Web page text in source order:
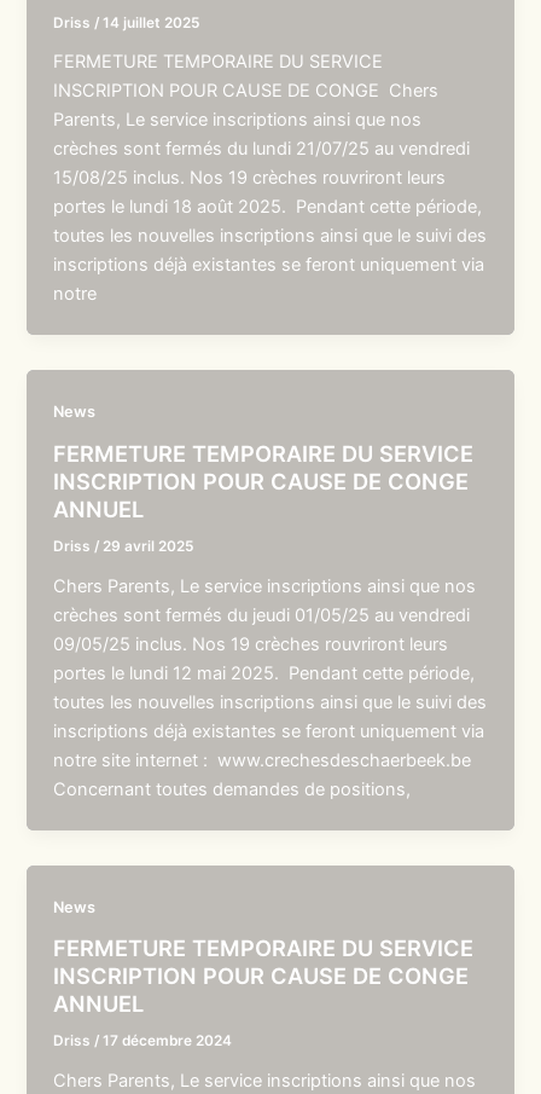
Driss /14 juillet 2025
FERMETURE TEMPORAIRE DU SERVICE
INSCRIPTION POUR CAUSE DE CONGE Chers
Parents, Le service inscriptions ainsi que nos
crèches sont fermés du lundi 21/07/25 au vendredi
15/08/25 inclus. Nos 19 crèches rouvriront leurs
portes le lundi 18 août 2025. Pendant cette période,
toutes les nouvelles inscriptions ainsi que le suivi des
inscriptions déjà existantes se feront uniquement via
notre
News
FERMETURE TEMPORAIRE DU SERVICE
INSCRIPTION POUR CAUSE DE CONGE
ANNUEL
Driss / 29 avril 2025
Chers Parents, Le service inscriptions ainsi que nos
crèches sont fermés du jeudi 01/05/25 au vendredi
09/05/25 inclus. Nos 19 crèches rouvriront leurs
portes le lundi 12 mai 2025. Pendant cette période,
toutes les nouvelles inscriptions ainsi que le suivi des
inscriptions déjà existantes se feront uniquement via
notre site internet : www.crechesdeschaerbeek.be
Concernant toutes demandes de positions,
News
FERMETURE TEMPORAIRE DU SERVICE
INSCRIPTION POUR CAUSE DE CONGE
ANNUEL
Driss /17 décembre 2024
Chers Parents, Le service inscriptions ainsi que nos